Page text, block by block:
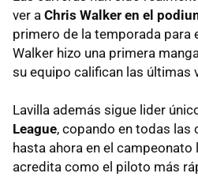
ver a Chris Walker en el
primero de la temporada para
Walker hizo una primera
su equipo califican las últimas
Lavilla además sigue lider
League, copando en todas las
hasta ahora en el campeonato
acredita como el piloto más